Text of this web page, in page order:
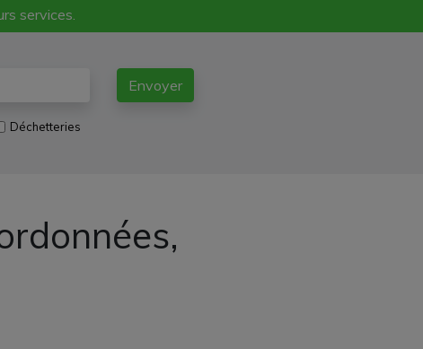
services.
Envoyer
Déchetteries